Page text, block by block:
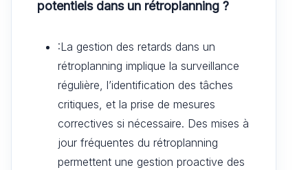
potentiels dans un rétroplanning ?
:La gestion des retards dans un
rétroplanning implique la surveillance
régulière, l’identification des tâches
critiques, et la prise de mesures
correctives si nécessaire. Des mises à
jour fréquentes du rétroplanning
permettent une gestion proactive des